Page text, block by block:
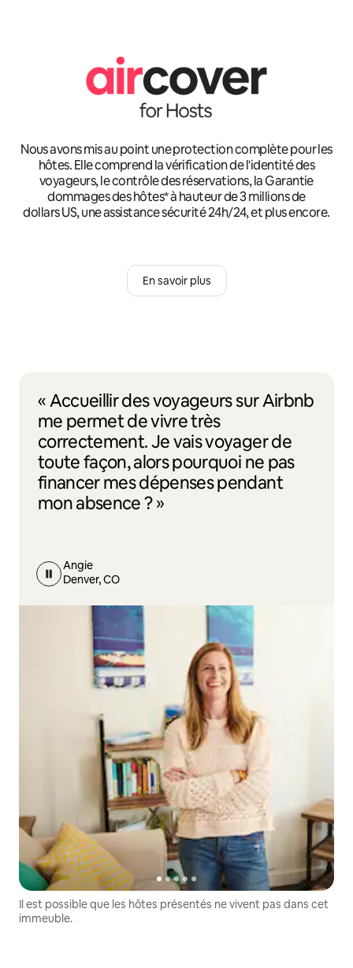
Nous avons mis au point une protection complète pour les
hôtes. Elle comprend la vérification de l'identité des
voyageurs, le contrôle des réservations, la Garantie
dommages des hôtes* à hauteur de 3 millions de
dollars US, une assistance sécurité 24h/24, et plus encore.
En savoir plus
« Accueillir des voyageurs sur Airbnb
me permet de vivre très
correctement. Je vais voyager de
toute façon, alors pourquoi ne pas
financer mes dépenses pendant
mon absence ? »
Angie
Denver, CO
Il est possible que les hôtes présentés ne vivent pas dans cet
immeuble.